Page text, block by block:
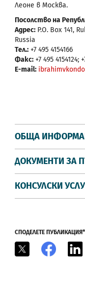
Леоне в Москва.
Посолство на
Адрес: P.O. Box 141,
Russia
Тел.: +7 495 4154166
Факс: +7 495 4154124;
E-mail:
ОБЩА
ДОКУМЕНТИ ЗА
КОНСУЛСКИ
СПОДЕЛЕТЕ ПУБЛИКАЦИЯ*
Facebook